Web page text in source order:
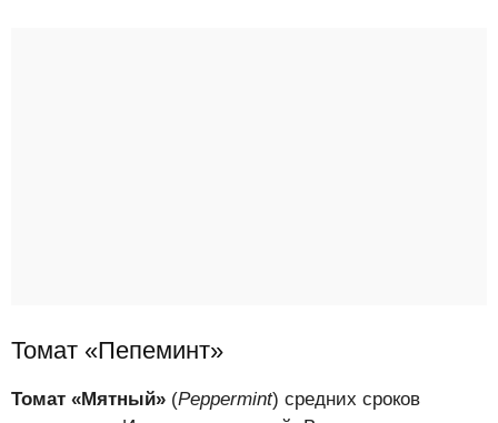
Томат «Пепеминт»
Томат «Мятный» (Peppermint) средних сроков